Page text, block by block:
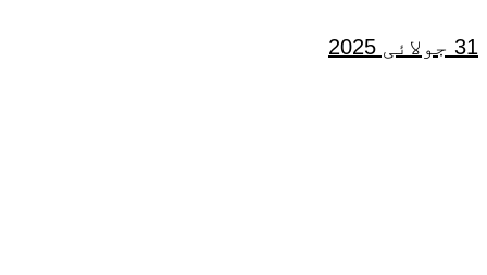
31 جولائی 2025